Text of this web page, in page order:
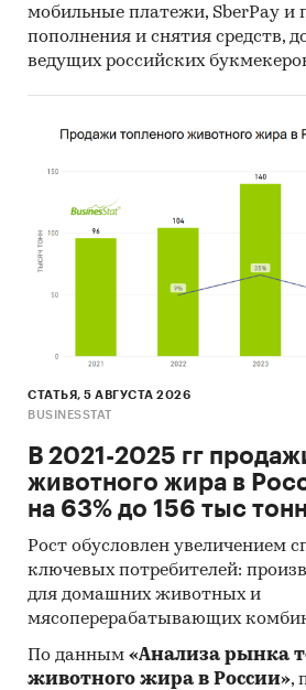
мобильные платежи, SberPay и
пополнения и снятия средств,
ведущих российских
СТАТЬЯ, 5 АВГУСТА 2026
BUSINESSTAT
В 2021-2025 гг
животного жира в
на 63% до 156 тыс
Рост обусловлен увеличением
ключевых потребителей:
для домашних животных и
мясоперерабатывающих
По данным «Анализа рынка
животного жира в России»,